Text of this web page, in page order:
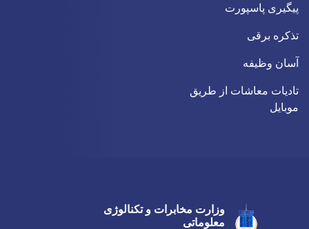
پیگیری پاسپورت
تذکره برقی
آسان وظیفه
تادیات معاشات از طریق
موبایل
وزارت مخابرات و تکنالوژی
معلوماتی